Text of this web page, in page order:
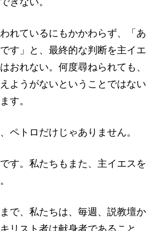
れているにもかかわらず、「あ
す」と、最終的な判断を主イエ
おれない。何度尋ねられても、
ようがないということではない
す。
ペトロだけじゃありません。
す。私たちもまた、主イエスを
で、私たちは、毎週、説教壇か
リスト者は献身者であること、